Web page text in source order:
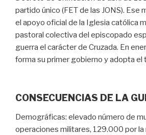
partido único (FET de las JONS). Ese
el apoyo oficial de la Iglesia católica
pastoral colectiva del episcopado
guerra el carácter de Cruzada. En
forma su primer gobierno y adopta el
CONSECUENCIAS DE LA
Demográficas: elevado número de
operaciones militares, 129.000 por la